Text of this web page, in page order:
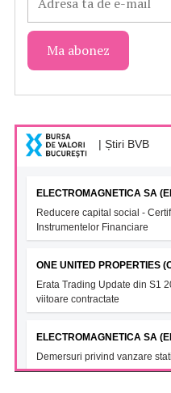
| Știri BVB
ELECTROMAGNETICA SA
Reducere capital social -
Instrumentelor Financiare
ONE UNITED PROPERTIES
Erata Trading Update din S1
viitoare contractate
ELECTROMAGNETICA SA
Demersuri privind vanzare